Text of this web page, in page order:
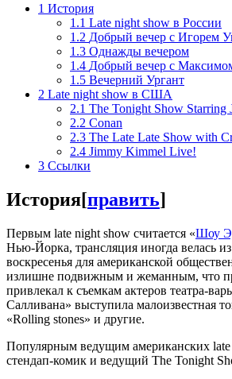
1 История
1.1 Late night show в России
1.2 Добрый вечер с Игорем
1.3 Однажды вечером
1.4 Добрый вечер с
1.5 Вечерний Ургант
2 Late night show в США
2.1 The Tonight Show Starring
2.2 Conan
2.3 The Late Late Show with
2.4 Jimmy Kimmel Live!
3 Ссылки
История[править]
Первым late night show считается «Шоу
Нью-Йорка, трансляция иногда велась
воскресенья для американской
излишне подвижным и жеманным, что
привлекал к съемкам актеров театра-
Салливана» выступила малоизвестная
«Rolling stones» и другие.
Популярным ведущим американских
стендап-комик и ведущий The Tonight